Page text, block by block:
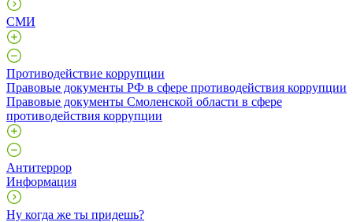
СМИ
Противодействие коррупции
Правовые документы РФ в сфере противодействия коррупции
Правовые документы Смоленской области в сфере
противодействия коррупции
Антитеррор
Информация
Ну когда же ты придешь?